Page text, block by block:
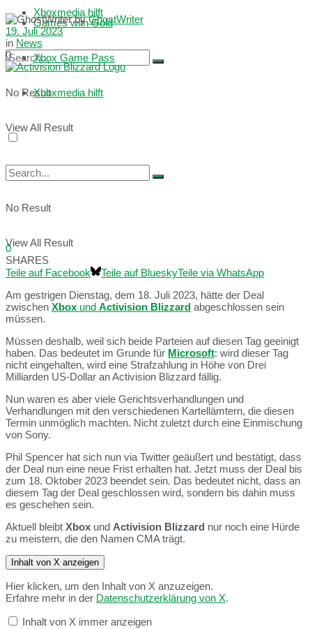
Xboxmedia hilft
No Result
View All Result
Games with Gold
Xbox Game Pass
Xboxmedia hilft
No Result
View All Result
by GhostWriter
19. Juli 2023
in News
0
0
SHARES
Teile auf Facebook
Teile auf BlueskyTeile via WhatsApp
Am gestrigen Dienstag, dem 18. Juli 2023, hätte der Deal
zwischen Xbox und Activision Blizzard abgeschlossen sein
müssen.
Müssen deshalb, weil sich beide Parteien auf diesen Tag geeinigt
haben. Das bedeutet im Grunde für Microsoft: wird dieser Tag
nicht eingehalten, wird eine Strafzahlung in Höhe von Drei
Milliarden US-Dollar an Activision Blizzard fällig.
Nun waren es aber viele Gerichtsverhandlungen und
Verhandlungen mit den verschiedenen Kartellämtern, die diesen
Termin unmöglich machten. Nicht zuletzt durch eine Einmischung
von Sony.
Phil Spencer hat sich nun via Twitter geäußert und bestätigt, dass
der Deal nun eine neue Frist erhalten hat. Jetzt muss der Deal bis
zum 18. Oktober 2023 beendet sein. Das bedeutet nicht, dass an
diesem Tag der Deal geschlossen wird, sondern bis dahin muss
es geschehen sein.
Aktuell bleibt Xbox und Activision Blizzard nur noch eine Hürde
zu meistern, die den Namen CMA trägt.
Inhalt von X anzeigen
Hier klicken, um den Inhalt von X anzuzeigen.
Erfahre mehr in der Datenschutzerklärung von X.
Inhalt von X immer anzeigen